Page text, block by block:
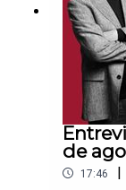
de
17:46 |